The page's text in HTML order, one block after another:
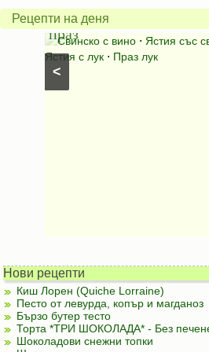
Рецепти на деня
<
с
праз
Свинско с вино ⋅ Ястия със
Ястия с лук ⋅ Праз лук
Нови рецепти
Киш Лорен (Quiche Lorraine)
Песто от левурда, копър и магданоз
Бързо бутер тесто
Торта *ТРИ ШОКОЛАДА* - Без
Шоколадови снежни топки